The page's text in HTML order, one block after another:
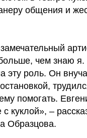
общения и
чем знаю
эту роль. Он
помогать.
с куклой», –
Образцова.